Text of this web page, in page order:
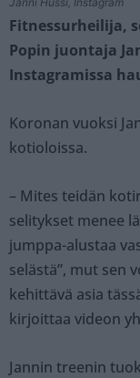
Fitnessurheilija,
Popin juontaja
Instagramissa
Koronan vuoksi
kotioloissa.
– Mites teidän
selitykset menee
jumppa-alustaa
selästä”, mut sen
kehittävä asia
kirjoittaa videon
Jannin treenin